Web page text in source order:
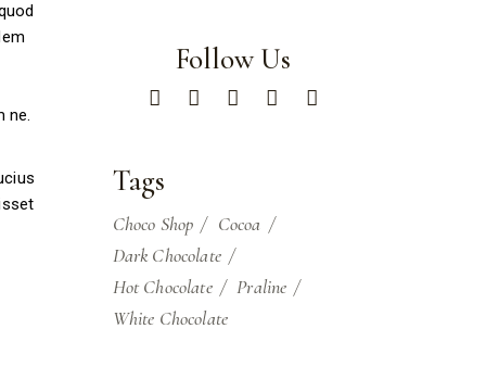
ne.
Follow Us
Tags
Choco Shop
Cocoa
Dark Chocolate
Hot Chocolate
Praline
White Chocolate